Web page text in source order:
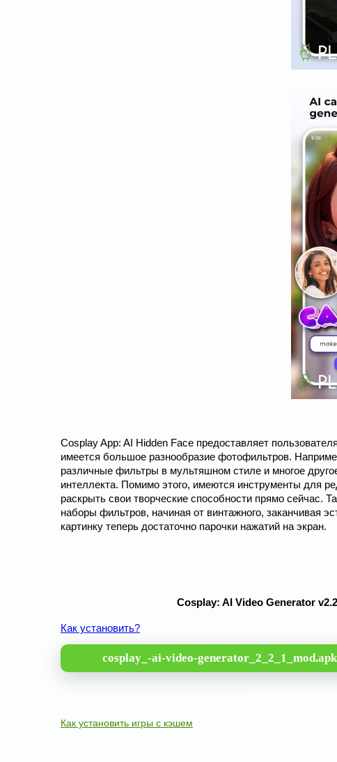
Cosplay App: AI Hidden Face предоставляет
имеется большое разнообразие фотофильтров.
различные фильтры в мультяшном стиле и многое
интеллекта. Помимо этого, имеются инструменты для
раскрыть свои творческие способности прямо
наборы фильтров, начиная от винтажного, заканчивая
картинку теперь достаточно парочки нажатий на экран.
Cosplay: AI Video Generator
Как установить?
cosplay_-ai-video-generator_2_2_1_mod.apk
Как установить игры с кэшем